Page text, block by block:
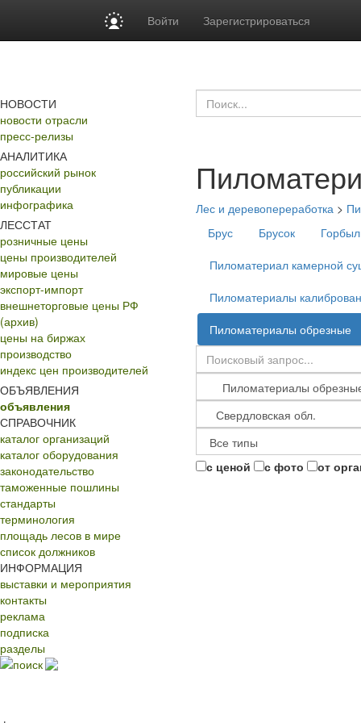
Войти Зарегистрироваться
НОВОСТИ
новости отрасли
пресс-релизы
АНАЛИТИКА
российский рынок
публикации
инфографика
ЛЕССТАТ
розничные цены
цены производителей
мировые цены
экспорт-импорт
внешнеторговые цены РФ
(архив)
цены на биржах
производство
индекс цен производителей
ОБЪЯВЛЕНИЯ
объявления
СПРАВОЧНИК
каталог организаций
каталог оборудования
законодательство
таможенные пошлины
стандарты
терминология
площадь лесов в мире
список должников
ИНФОРМАЦИЯ
выставки и мероприятия
контакты
реклама
подписка
разделы
поиск
Лес и деревопереработка >
Брус
Брусок
Пиломатериал камерной
Пиломатериалы
Пиломатериалы обрезные
с ценой с фото от